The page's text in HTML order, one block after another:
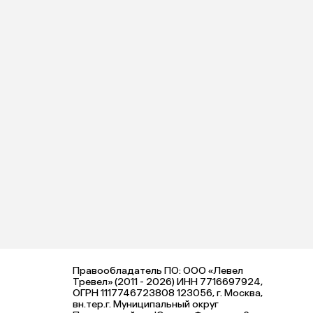
Правообладатель ПО: ООО «Левел
Тревел» (2011 - 2026) ИНН 7716697924,
ОГРН 1117746723808 123056, г. Москва,
вн.тер.г. Муниципальный округ